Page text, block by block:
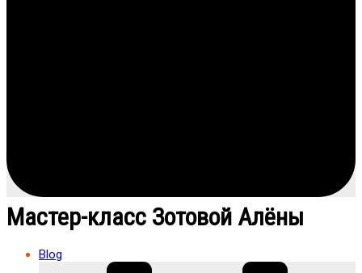
Мастер-класс Зотовой Алёны
Blog